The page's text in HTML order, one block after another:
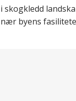
i skogkledd
nær byens